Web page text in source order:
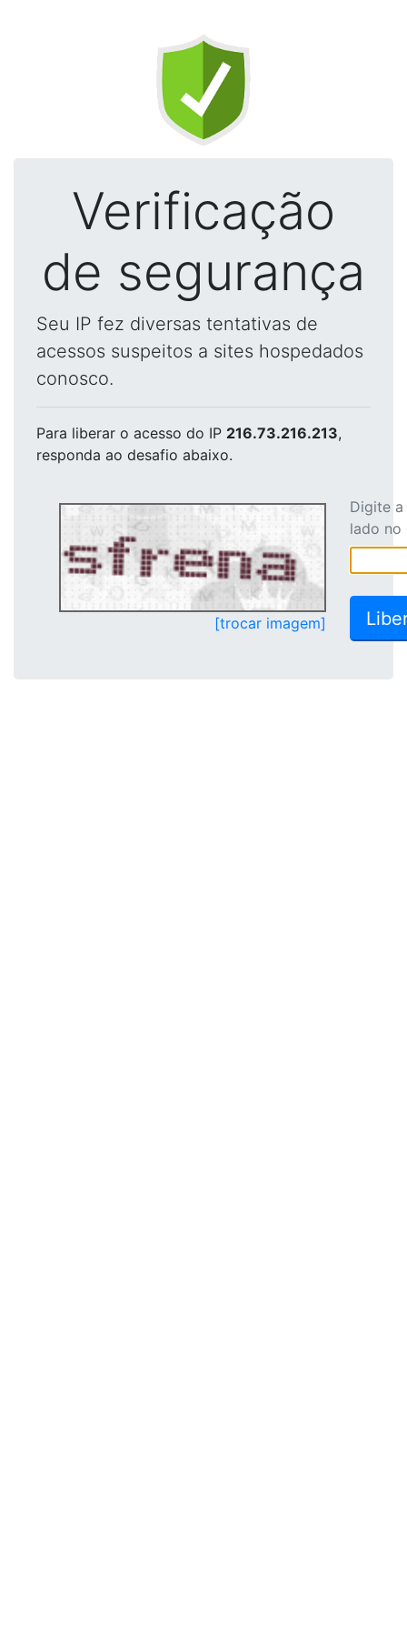
Verificação
de segurança
Seu IP fez diversas tentativas de
acessos suspeitos a sites hospedados
conosco.
Para liberar o acesso do IP 216.73.216.213,
responda ao desafio abaixo.
[trocar imagem]
Digite
lado no